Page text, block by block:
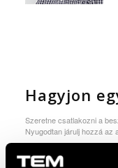
Hagyjon
Szeretne csatlakozni a
Nyugodtan járulj hozzá az
You must be